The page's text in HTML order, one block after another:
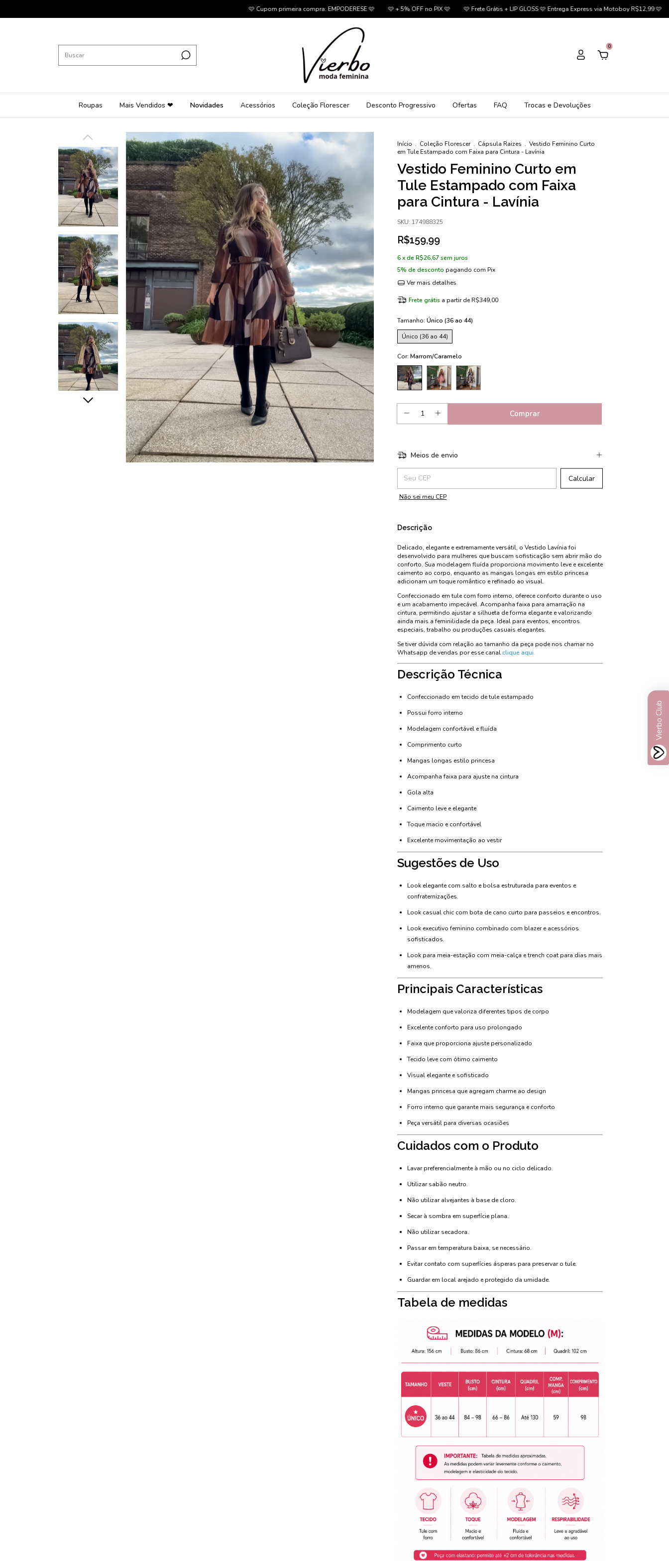
0
Roupas Mais Vendidos ❤ Novidades Acessórios Coleção Florescer Desconto Progressivo Ofertas FAQ Trocas e Devoluções
🩷 Cupom primeira compra: EMPODERESE 🩷 🩷 + 5% OFF no PIX 🩷 🩷 Frete Grátis + LIP GLOSS 🩷 Entrega Express via Motoboy R$12,99 🩷 🩷 Cupom
Início . Coleção Florescer . Cápsula Raizes . Vestido Feminino Curto
em Tule Estampado com Faixa para Cintura - Lavínia
Vestido Feminino Curto em
Tule Estampado com Faixa
para Cintura - Lavínia
SKU: 174988325
R$159,99
6x de R$26,67sem juros
5% de desconto pagando com Pix
Ver mais detalhes
Frete grátis a partir deR$349,00
Tamanho: Único (36 ao 44)
Único (36 ao 44)
Cor: Marrom/Caramelo
Meios de envio
Entregas para o CEP:
Calcular
Não sei meu CEP
Descrição
Delicado, elegante e extremamente versátil, o Vestido Lavínia foi
desenvolvido para mulheres que buscam sofisticação sem abrir mão do
conforto. Sua modelagem fluída proporciona movimento leve e excelente
caimento ao corpo, enquanto as mangas longas em estilo princesa
adicionam um toque romântico e refinado ao visual.
Confeccionado em tule com forro interno, oferece conforto durante o uso
e um acabamento impecável. Acompanha faixa para amarração na
cintura, permitindo ajustar a silhueta de forma elegante e valorizando
ainda mais a feminilidade da peça. Ideal para eventos, encontros
especiais, trabalho ou produções casuais elegantes.
Se tiver dúvida com relação ao tamanho da peça pode nos chamar no
Whatsapp de vendas por esse canalclique aqui.
Descrição Técnica
Confeccionado em tecido de tule estampado
Possui forro interno
Modelagem confortável e fluída
Comprimento curto
Mangas longas estilo princesa
Acompanha faixa para ajuste na cintura
Gola alta
Caimento leve e elegante
Toque macio e confortável
Excelente movimentação ao vestir
Sugestões de Uso
Look elegante com salto e bolsa estruturada para eventos e
confraternizações.
Look casual chic com bota de cano curto para passeios e encontros.
Look executivo feminino combinado com blazer e acessórios
sofisticados.
Look para meia-estação com meia-calça e trench coat para dias mais
amenos.
Principais Características
Modelagem que valoriza diferentes tipos de corpo
Excelente conforto para uso prolongado
Faixa que proporciona ajuste personalizado
Tecido leve com ótimo caimento
Visual elegante e sofisticado
Mangas princesa que agregam charme ao design
Forro interno que garante mais segurança e conforto
Peça versátil para diversas ocasiões
Cuidados com o Produto
Lavar preferencialmente à mão ou no ciclo delicado.
Utilizar sabão neutro.
Não utilizar alvejantes à base de cloro.
Secar à sombra em superfície plana.
Não utilizar secadora.
Passar em temperatura baixa, se necessário.
Evitar contato com superfícies ásperas para preservar o tule.
Guardar em local arejado e protegido da umidade.
Tabela de medidas
Vierbo Club